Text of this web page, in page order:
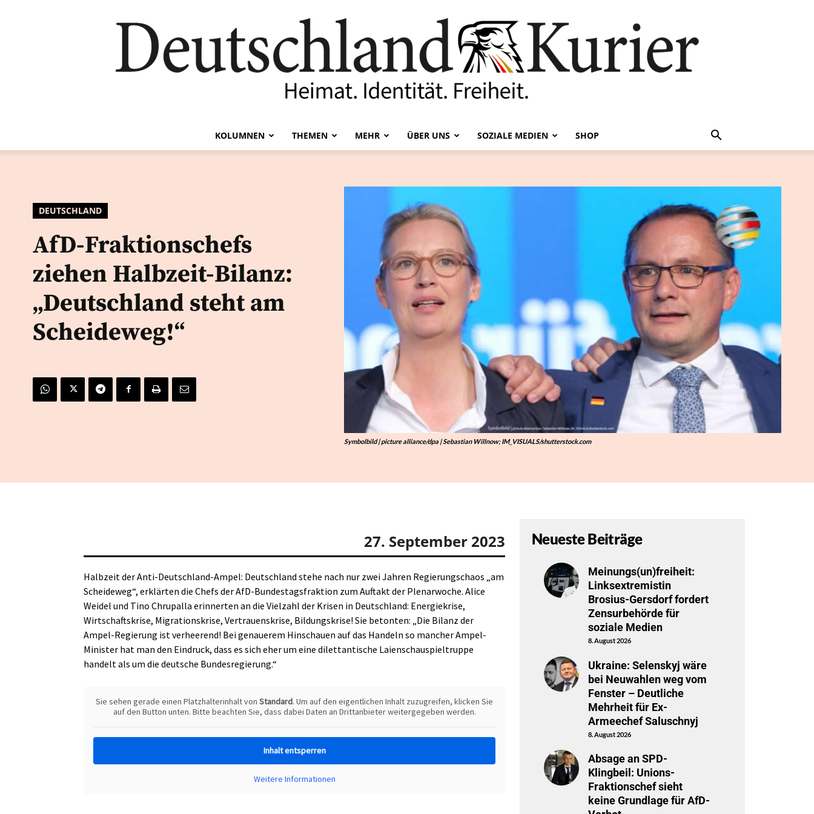
KOLUMNEN THEMEN MEHR ÜBER UNS SOZIALE MEDIEN SHOP
DEUTSCHLAND
AfD-Fraktionschefs
ziehen Halbzeit-Bilanz:
„Deutschland steht am
Scheideweg!“
Symbolbild | picture alliance/dpa | Sebastian Willnow; IM_VISUALS/shutterstock.com
27. September 2023
Halbzeit der Anti-Deutschland-Ampel: Deutschland stehe nach nur zwei Jahren Regierungschaos „am
Scheideweg“, erklärten die Chefs der AfD-Bundestagsfraktion zum Auftakt der Plenarwoche. Alice
Weidel und Tino Chrupalla erinnerten an die Vielzahl der Krisen in Deutschland: Energiekrise,
Wirtschaftskrise, Migrationskrise, Vertrauenskrise, Bildungskrise! Sie betonten: „Die Bilanz der
Ampel-Regierung ist verheerend! Bei genauerem Hinschauen auf das Handeln so mancher Ampel-
Minister hat man den Eindruck, dass es sich eher um eine dilettantische Laienschauspieltruppe
handelt als um die deutsche Bundesregierung.“
Sie sehen gerade einen Platzhalterinhalt von Standard. Um auf den eigentlichen Inhalt zuzugreifen, klicken Sie
auf den Button unten. Bitte beachten Sie, dass dabei Daten an Drittanbieter weitergegeben werden.
Inhalt entsperren
Weitere Informationen
Neueste Beiträge
Meinungs(un)freiheit:
Linksextremistin
Brosius-Gersdorf fordert
Zensurbehörde für
soziale Medien
8. August 2026
Ukraine: Selenskyj wäre
bei Neuwahlen weg vom
Fenster – Deutliche
Mehrheit für Ex-
Armeechef Saluschnyj
8. August 2026
Absage an SPD-
Klingbeil: Unions-
Fraktionschef sieht
keine Grundlage für AfD-